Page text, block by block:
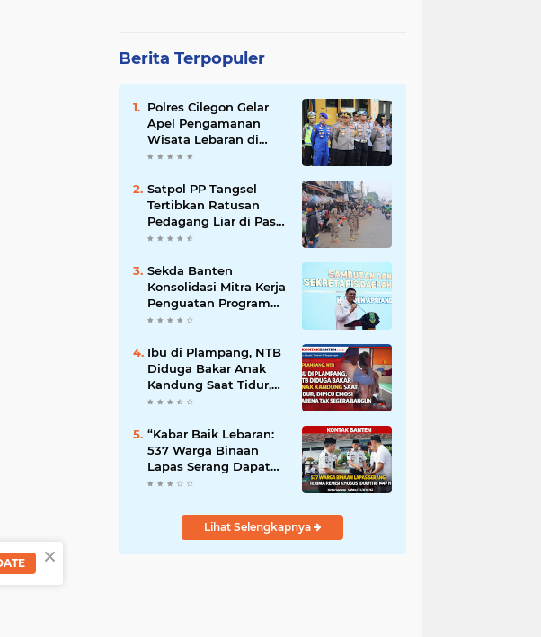
Berita Terpopuler
Polres Cilegon Gelar
Apel Pengamanan
Wisata Lebaran di
Anyer-Cinangka
Satpol PP Tangsel
Tertibkan Ratusan
Pedagang Liar di Pasar
Serpong, Ganggu Lalu
Sekda Banten
Konsolidasi Mitra Kerja
Penguatan Program
Prioritas MBG
Ibu di Plampang, NTB
Diduga Bakar Anak
Kandung Saat Tidur,
Dipicu Emosi karena
“Kabar Baik Lebaran:
537 Warga Binaan
Lapas Serang Dapat
Remisi Idulfitri”
Lihat Selengkapnya
×